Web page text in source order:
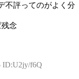
不評ってのがよく分
念
ID:U2jy/f6Q